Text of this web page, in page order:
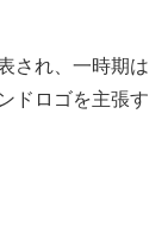
され、一時期は
ドロゴを主張す